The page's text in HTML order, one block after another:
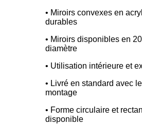
• Miroirs convexes en
durables
• Miroirs disponibles en
diamètre
• Utilisation intérieure et
• Livré en standard avec
montage
• Forme circulaire et
disponible